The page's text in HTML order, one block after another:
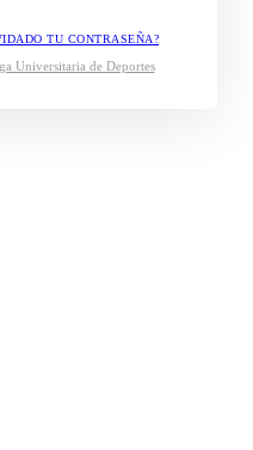
TU CONTRASEÑA?
Universitaria de Deportes